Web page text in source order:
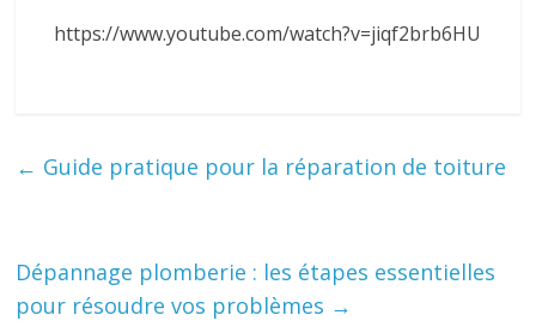
https://www.youtube.com/watch?v=jiqf2brb6HU
← Guide pratique pour la réparation de toiture
Dépannage plomberie : les étapes essentielles
pour résoudre vos problèmes →